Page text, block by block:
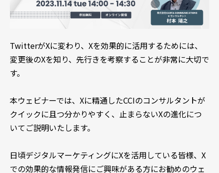
TwitterがXに変わり、Xを効果的に活用するためには、
変更後のXを知り、先行きを考察することが非常に大切で
す。
本ウェビナーでは、Xに精通したCCIのコンサルタントが
クイックに且つ分かりやすく、止まらないXの進化につ
いてご説明いたします。
日頃デジタルマーケティングにXを活用している皆様、X
での効果的な情報発信にご興味がある方にお勧めのウェ